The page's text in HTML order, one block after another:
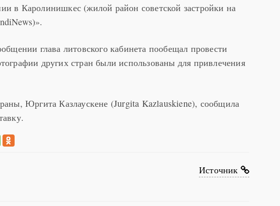
в Каролинишкес (жилой район советской застройки на
глава литовского кабинета пообещал провести
других стран были использованы для привлечения
Юргита Казлаускене (Jurgita Kazlauskiene), сообщила
Источник